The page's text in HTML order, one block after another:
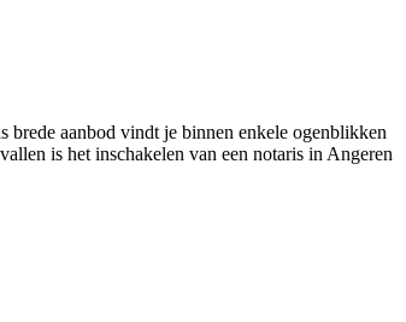
aanbod vindt je binnen enkele ogenblikken
is het inschakelen van een notaris in Angeren